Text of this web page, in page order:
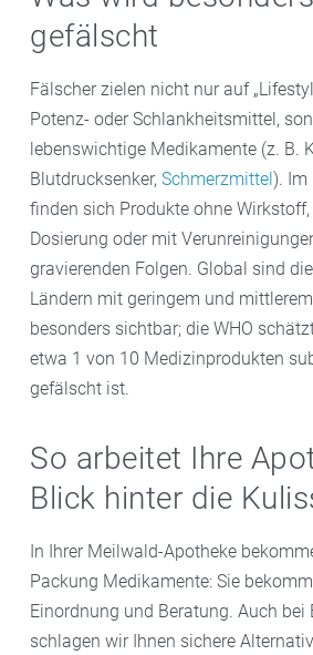
gefälscht
Fälscher zielen nicht nur auf
Potenz- oder Schlankheitsmittel,
lebenswichtige Medikamente (z. B.
Blutdrucksenker, Schmerzmittel). Im
finden sich Produkte ohne
Dosierung oder mit
gravierenden Folgen. Global sind
Ländern mit geringem und
besonders sichtbar; die WHO
etwa 1 von 10 Medizinprodukten
gefälscht ist.
So arbeitet Ihre
Blick hinter die
In Ihrer Meilwald-Apotheke
Packung Medikamente: Sie
Einordnung und Beratung. Auch bei
schlagen wir Ihnen sichere